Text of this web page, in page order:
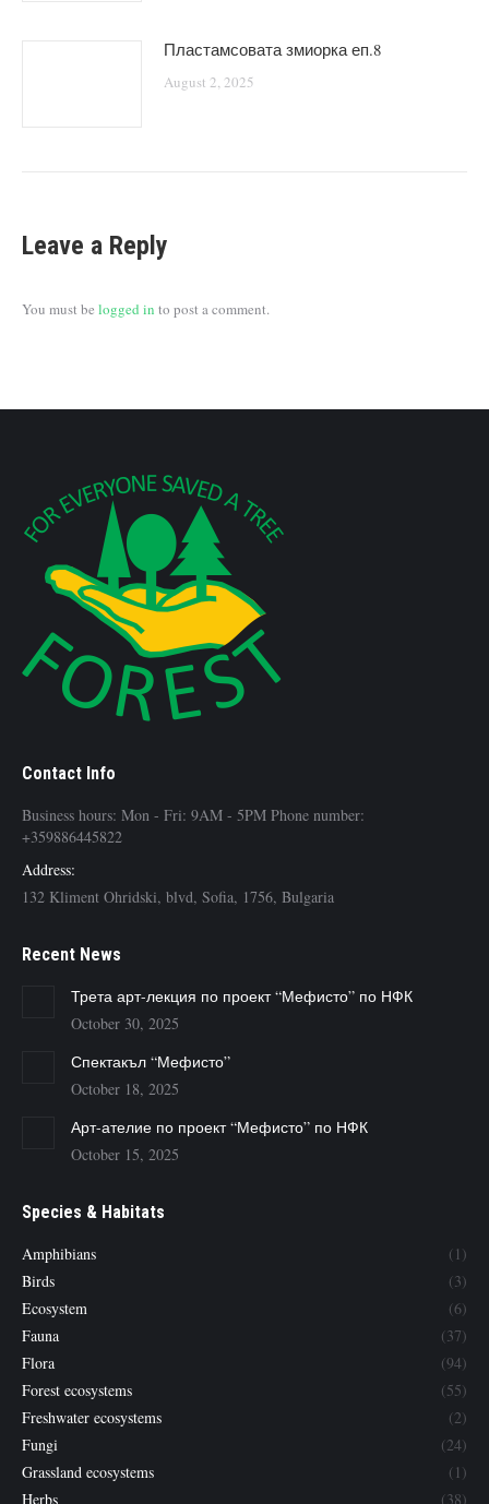
Пластамсовата змиорка еп.8
August 2, 2025
Leave a Reply
You must be logged in to post a comment.
Contact Info
Business hours: Mon - Fri: 9AM - 5PM Phone number:
+359886445822
Address:
132 Kliment Ohridski, blvd, Sofia, 1756, Bulgaria
Recent News
Трета арт-лекция по проект “Мефисто” по НФК
October 30, 2025
Спектакъл “Мефисто”
October 18, 2025
Арт-ателие по проект “Мефисто” по НФК
October 15, 2025
Species & Habitats
Amphibians
(1)
Birds
(3)
Ecosystem
(6)
Fauna
(37)
Flora
(94)
Forest ecosystems
(55)
Freshwater ecosystems
(2)
Fungi
(24)
Grassland ecosystems
(1)
Herbs
(38)